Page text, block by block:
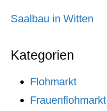
Saalbau in Witten
Kategorien
Flohmarkt
Frauenflohmarkt